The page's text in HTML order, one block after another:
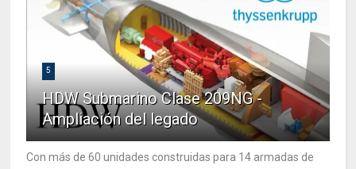
5
HDW Submarino Clase 209NG -
Ampliación del legado
Con más de 60 unidades construidas para 14 armadas de